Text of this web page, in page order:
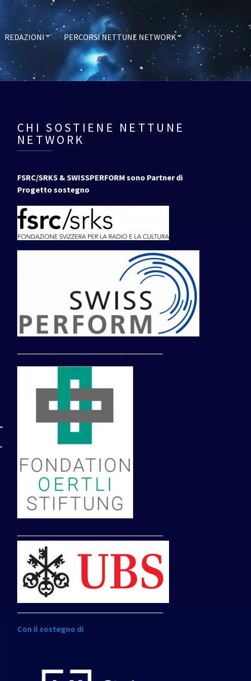
REDAZIONI
PERCORSI NETTUNE NETWORK
CHI SOSTIENE NETTUNE
NETWORK
FSRC/SRKS & SWISSPERFORM sono Partner di
Progetto sostegno
Con il sostegno di